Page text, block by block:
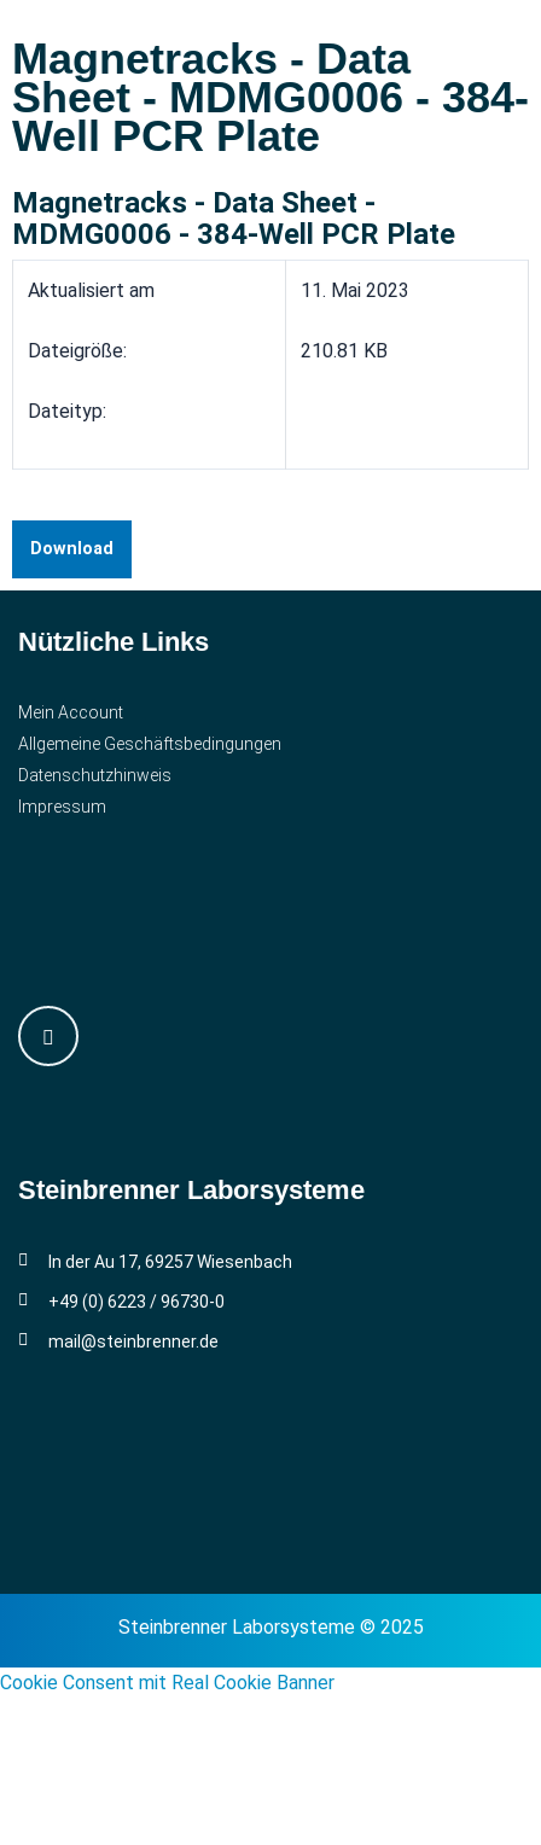
Magnetracks - Data
Sheet - MDMG0006 - 384-
Well PCR Plate
Magnetracks - Data Sheet -
MDMG0006 - 384-Well PCR Plate
Aktualisiert am 11. Mai 2023
Dateigröße: 210.81 KB
Dateityp:
Download
Nützliche Links
Mein Account
Allgemeine Geschäftsbedingungen
Datenschutzhinweis
Impressum
Steinbrenner ­Laborsysteme
In der Au 17, 69257 Wiesenbach
+49 (0) 6223 / 96730-0
mail@steinbrenner.de
Steinbrenner Laborsysteme © 2025
Cookie Consent mit Real Cookie Banner